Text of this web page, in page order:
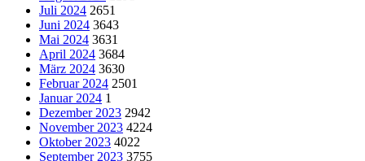
Juli 2024 2651
Juni 2024 3643
Mai 2024 3631
April 2024 3684
März 2024 3630
Februar 2024 2501
Januar 2024 1
Dezember 2023 2942
November 2023 4224
Oktober 2023 4022
September 2023 3755